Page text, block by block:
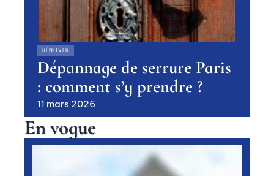
RÉNOVER
Dépannage de serrure Paris
: comment s’y prendre ?
11 mars 2026
En vogue